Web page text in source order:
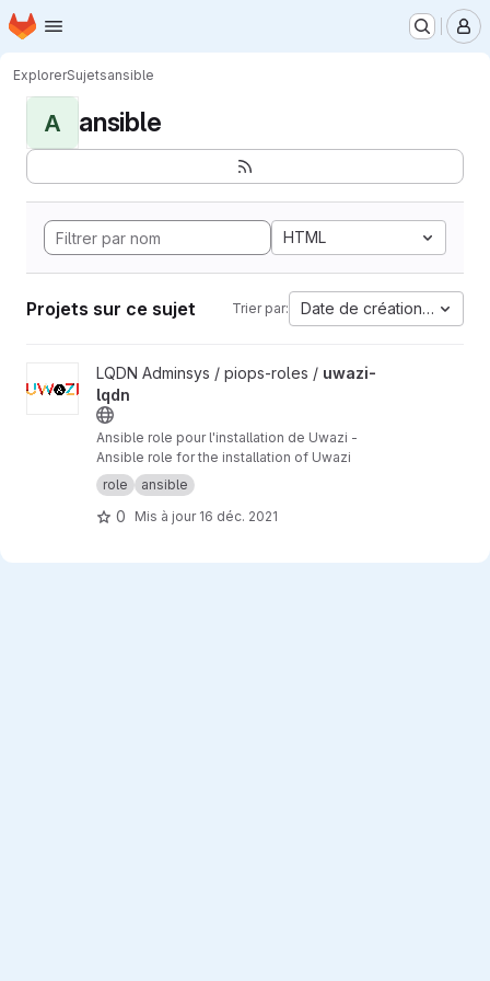
Passer au contenu principal
Page d'accueil
ExplorerSujetsansible
A ansible
HTML
Projets sur ce sujet Trier par: Date de création la plus
Afficher le projet uwazi-lqdn
LQDN Adminsys / piops-roles / uwazi-
lqdn
Ansible role pour l'installation de Uwazi -
Ansible role for the installation of Uwazi
role
ansible
0 Mis à jour 16 déc. 2021